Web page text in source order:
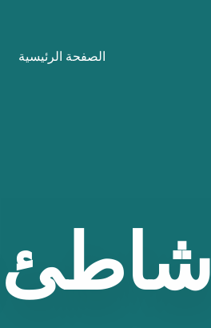
الصفحة الرئيسية
شاطئ